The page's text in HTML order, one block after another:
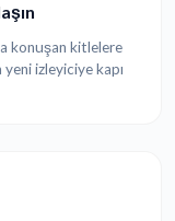
konuşan kitlelere
izleyiciye kapı